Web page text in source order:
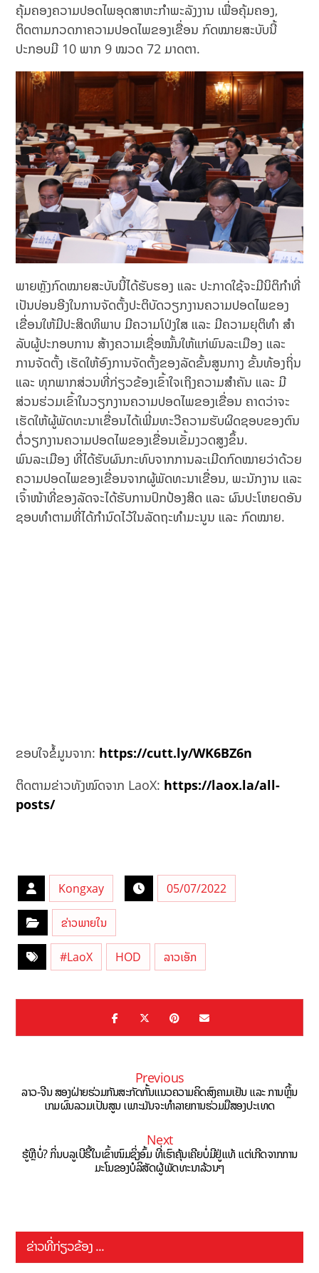
ຄຸ້ມຄອງຄວາມປອດໄພອຸດສາຫະກໍາພະລັງງານ ເພື່ອຄຸ້ມຄອງ,
ຕິດຕາມກວດກາຄວາມປອດໄພຂອງເຂື່ອນ ກົດໝາຍສະບັບນີ້
ປະກອບມີ 10 ພາກ 9 ໝວດ 72 ມາດຕາ.
ພາຍຫຼັງກົດໝາຍສະບັບນີ້ໄດ້ຮັບຮອງ ແລະ ປະກາດໃຊ້ຈະມີນິຕິກໍາທີ່
ເປັນບ່ອນອີງໃນການຈັດຕັ້ງປະຕິບັດວຽກງານຄວາມປອດໄພຂອງ
ເຂື່ອນໃຫ້ມີປະສິດທິພາບ ມີຄວາມໂປ່ງໃສ ແລະ ມີຄວາມຍຸຕິທໍາ ສໍາ
ລັບຜູ້ປະກອບການ ສ້າງຄວາມເຊື່ອໝັ້ນໃຫ້ແກ່ພົນລະເມືອງ ແລະ
ການຈັດຕັ້ງ ເຮັດໃຫ້ອົງການຈັດຕັ້ງຂອງລັດຂັ້ນສູນກາງ ຂັ້ນທ້ອງຖິ່ນ
ແລະ ທຸກພາກສ່ວນທີ່ກ່ຽວຂ້ອງເຂົ້າໃຈເຖິງຄວາມສໍາຄັນ ແລະ ມີ
ສ່ວນຮ່ວມເຂົ້າໃນວຽກງານຄວາມປອດໄພຂອງເຂື່ອນ ຄາດວ່າຈະ
ເຮັດໃຫ້ຜູ້ພັດທະນາເຂື່ອນໄດ້ເພີ່ມທະວີຄວາມຮັບຜິດຊອບຂອງຕົນ
ຕໍ່ວຽກງານຄວາມປອດໄພຂອງເຂື່ອນເຂັ້ມງວດສູງຂຶ້ນ.
ພົນລະເມືອງ ທີ່ໄດ້ຮັບຜົນກະທົບຈາກການລະເມີດກົດໝາຍວ່າດ້ວຍ
ຄວາມປອດໄພຂອງເຂື່ອນຈາກຜູ້ພັດທະນາເຂື່ອນ, ພະນັກງານ ແລະ
ເຈົ້າໜ້າທີ່ຂອງລັດຈະໄດ້ຮັບການປົກປ້ອງສິດ ແລະ ຜົນປະໂຫຍດອັນ
ຊອບທໍາຕາມທີ່ໄດ້ກໍານົດໄວ້ໃນລັດຖະທໍາມະນູນ ແລະ ກົດໝາຍ.
ຂອບໃຈຂໍ້ມູນຈາກ: https://cutt.ly/WK6BZ6n
ຕິດຕາມຂ່າວທັງໝົດຈາກ LaoX: https://laox.la/all-
posts/
Kongxay 05/07/2022
ຂ່າວພາຍໃນ
#LaoX HOD ລາວເອັກ
Previous
ລາວ-ຈີນ ສອງຝ່າຍຮ່ວມກັນສະກັດກັ້ນແນວຄວາມຄິດສົງຄາມເຢັນ ແລະ ການຫຼິ້ນ
ເກມຜົນລວມເປັນສູນ ເພາະມັນຈະທຳລາຍການຮ່ວມມືສອງປະເທດ
Next
ຮູ້ຫຼືບໍ່? ກິ່ນບລູເບີຣີ້ໃນເຂົ້າໜົມຊິ່ງອົ້ມ ທີ່ເຮົາຄຸ້ນເຄີຍບໍ່ມີຢູ່ແທ້ ແຕ່ເກີດຈາກການ
ມະໂນຂອງບໍລິສັດຜູ້ພັດທະນາລ້ວນໆ
ຂ່າວທີ່ກ່ຽວຂ້ອງ ...